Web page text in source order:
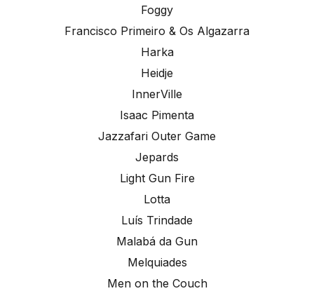
Foggy
Francisco Primeiro & Os Algazarra
Harka
Heidje
InnerVille
Isaac Pimenta
Jazzafari Outer Game
Jepards
Light Gun Fire
Lotta
Luís Trindade
Malabá da Gun
Melquiades
Men on the Couch